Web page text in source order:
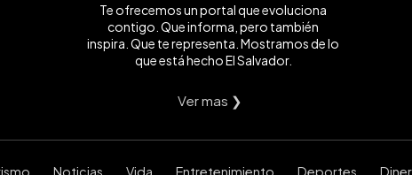
Te ofrecemos un portal que evoluciona
contigo. Que informa, pero también
inspira. Que te representa. Mostramos de lo
que está hecho El Salvador.
Ver mas ❯
Noticias Vida Entretenimiento Deportes